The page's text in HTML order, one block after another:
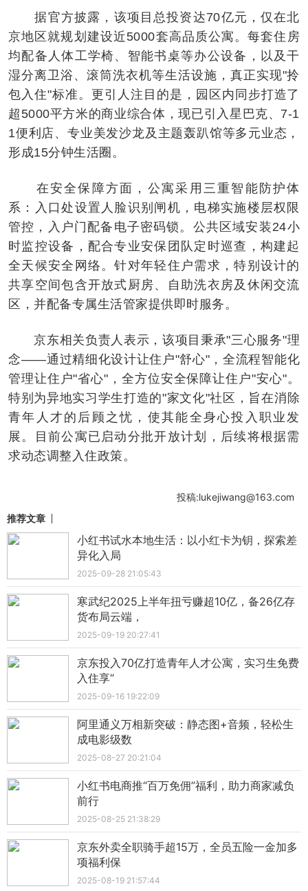
据官方披露，该项目总投资达70亿元，仅在北
京地区就规划建设近5000套高品质公寓。每套住房
均配备人体工学椅、智能书桌等办公设备，以及干
湿分离卫浴、滚筒洗衣机等生活设施，真正实现"拎
包入住"标准。更引人注目的是，园区内同步打造了
超5000平方米的商业综合体，现已引入星巴克、7-1
1便利店、专业美发沙龙及主题轰趴馆等多元业态，
形成15分钟生活圈。
在安全保障方面，公寓采用三重智能防护体
系：入口处设置人脸识别闸机，电梯实施楼层权限
管控，入户门配备电子密码锁。公共区域安装24小
时监控设备，配合专业安保团队定时巡查，构建起
全天候安全网络。针对年轻住户需求，特别设计的
共享空间包含开放式厨房、自助洗衣房及休闲交流
区，并配备专属生活管家提供即时服务。
京东相关负责人表示，该项目秉承"三心服务"理
念——通过精细化设计让住户"舒心"，全流程智能化
管理让住户"省心"，全方位安全保障让住户"安心"。
特别为异地实习学生打造的"家文化"社区，旨在消除
青年人才的后顾之忧，使其能全身心投入职业发
展。目前公寓已启动分批开放计划，后续将根据需
求动态调整入住政策。
投稿:lukejiwang@163.com
推荐文章
小红书试水本地生活：以小红卡为钥，探索差
异化入局
2025-09-28 21:05:43
寒武纪2025上半年扭亏赚超10亿，备26亿存
货布局云端，
2025-09-19 20:27:41
京东投入70亿打造青年人才公寓，实习生免费
入住享“
2025-09-16 19:22:09
阿里通义万相新突破：静态图+音频，轻松生
成电影级数
2025-08-27 20:21:04
小红书电商推“百万免佣”福利，助力商家减负
前行
2025-08-25 21:38:29
京东外卖全职骑手超15万，全员五险一金加多
项福利保
2025-08-19 21:57:44